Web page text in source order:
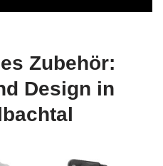
Zubehör:
Design in